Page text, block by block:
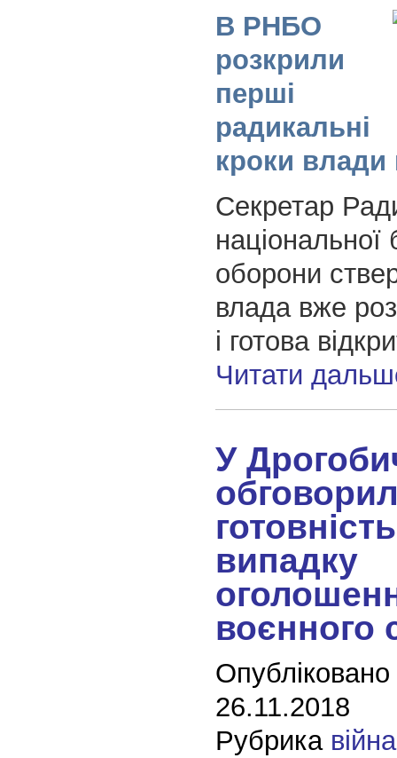
В РНБО
розкрили
перші
радикальні
кроки
Секретар
національної
оборони
влада вже
і готова
Читати
У
випадку
воєнного
26.11.2018
Рубрика війна